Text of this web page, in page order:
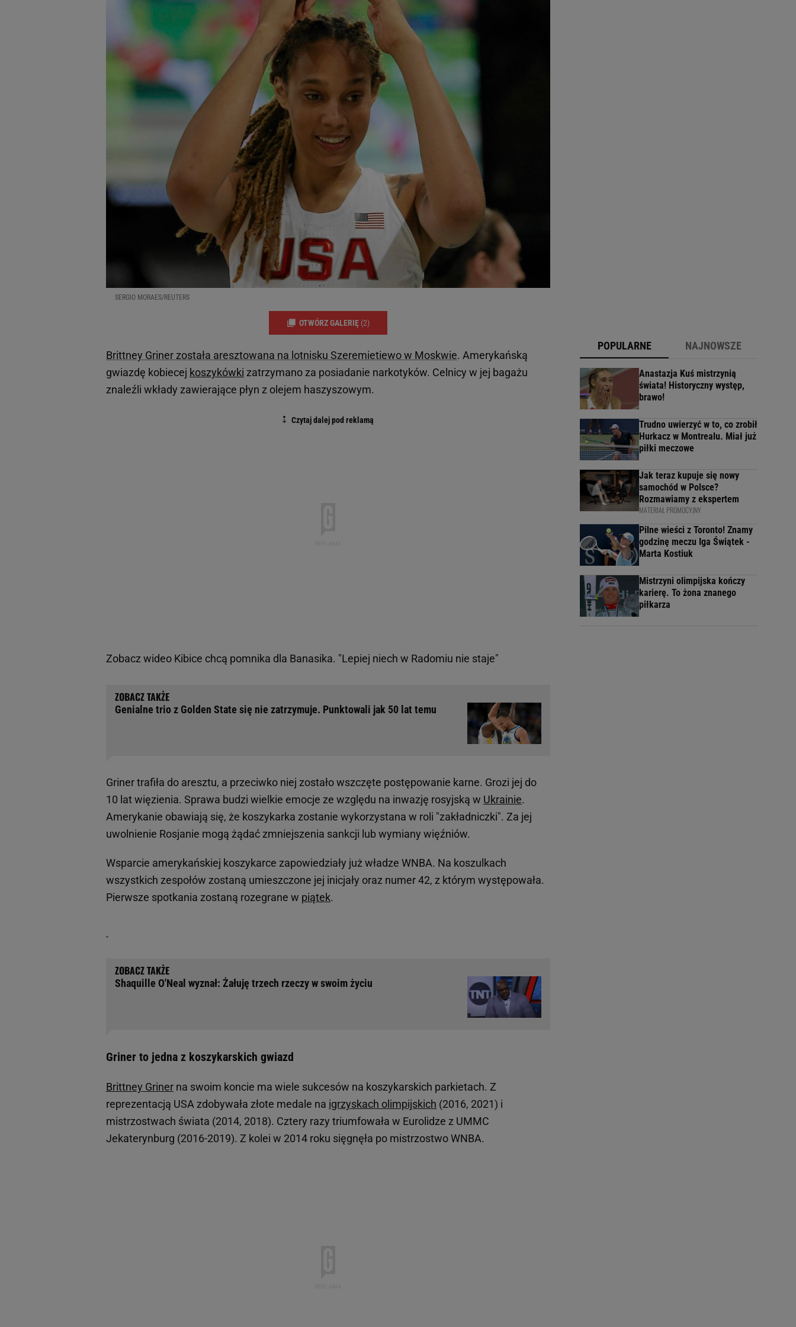
SERGIO MORAES/REUTERS
OTWÓRZ GALERIĘ (2)
Brittney Griner została aresztowana na lotnisku Szeremietiewo w Moskwie. Amerykańską
gwiazdę kobiecej koszykówki zatrzymano za posiadanie narkotyków. Celnicy w jej bagażu
znaleźli wkłady zawierające płyn z olejem haszyszowym.
Zobacz wideo Kibice chcą pomnika dla Banasika. "Lepiej niech w Radomiu nie staje"
Genialne trio z Golden State się nie zatrzymuje. Punktowali jak 50 lat temu
Griner trafiła do aresztu, a przeciwko niej zostało wszczęte postępowanie karne. Grozi jej do
10 lat więzienia. Sprawa budzi wielkie emocje ze względu na inwazję rosyjską w Ukrainie.
Amerykanie obawiają się, że koszykarka zostanie wykorzystana w roli "zakładniczki". Za jej
uwolnienie Rosjanie mogą żądać zmniejszenia sankcji lub wymiany więźniów.
Wsparcie amerykańskiej koszykarce zapowiedziały już władze WNBA. Na koszulkach
wszystkich zespołów zostaną umieszczone jej inicjały oraz numer 42, z którym występowała.
Pierwsze spotkania zostaną rozegrane w piątek.
Shaquille O'Neal wyznał: Żałuję trzech rzeczy w swoim życiu
Griner to jedna z koszykarskich gwiazd
Brittney Griner na swoim koncie ma wiele sukcesów na koszykarskich parkietach. Z
reprezentacją USA zdobywała złote medale na igrzyskach olimpijskich (2016, 2021) i
mistrzostwach świata (2014, 2018). Cztery razy triumfowała w Eurolidze z UMMC
Jekaterynburg (2016-2019). Z kolei w 2014 roku sięgnęła po mistrzostwo WNBA.
POPULARNE NAJNOWSZE
Anastazja Kuś mistrzynią
świata! Historyczny występ,
brawo!
Trudno uwierzyć w to, co zrobił
Hurkacz w Montrealu. Miał już
piłki meczowe
Jak teraz kupuje się nowy
samochód w Polsce?
Rozmawiamy z ekspertem
MATERIAŁ PROMOCYJNY
Pilne wieści z Toronto! Znamy
godzinę meczu Iga Świątek -
Marta Kostiuk
Mistrzyni olimpijska kończy
karierę. To żona znanego
piłkarza